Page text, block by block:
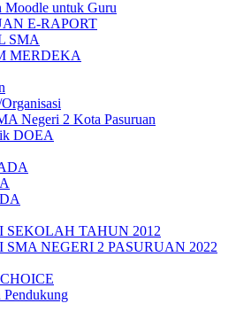
Moodle untuk Guru
E-RAPORT
SMA
MERDEKA
Negeri 2 Kota Pasuruan
DOEA
SEKOLAH TAHUN 2012
NEGERI 2 PASURUAN 2022
Pendukung